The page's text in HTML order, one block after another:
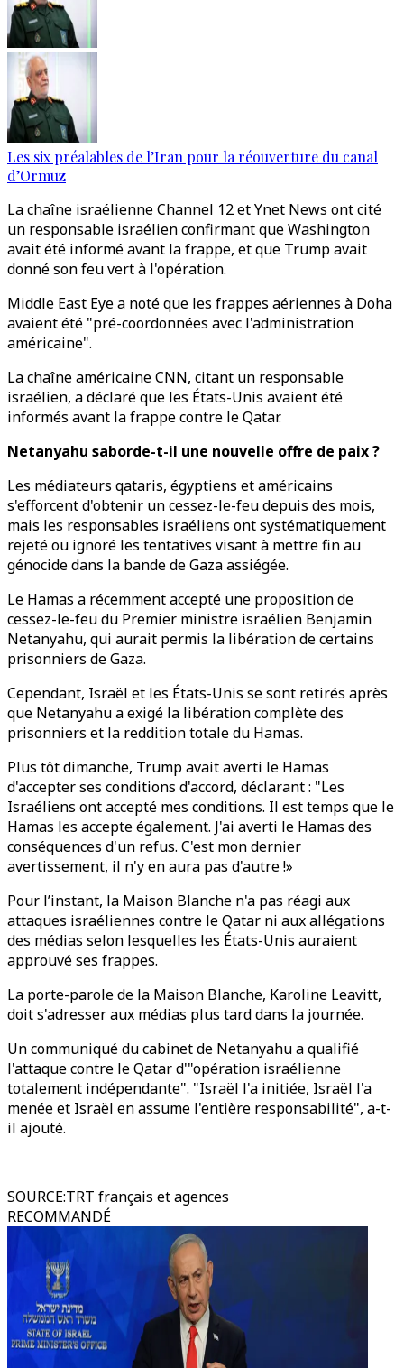
Les six préalables de l’Iran pour la réouverture du canal
d’Ormuz
La chaîne israélienne Channel 12 et Ynet News ont cité
un responsable israélien confirmant que Washington
avait été informé avant la frappe, et que Trump avait
donné son feu vert à l'opération.
Middle East Eye a noté que les frappes aériennes à Doha
avaient été "pré-coordonnées avec l'administration
américaine".
La chaîne américaine CNN, citant un responsable
israélien, a déclaré que les États-Unis avaient été
informés avant la frappe contre le Qatar.
Netanyahu saborde-t-il une nouvelle offre de paix ?
Les médiateurs qataris, égyptiens et américains
s'efforcent d'obtenir un cessez-le-feu depuis des mois,
mais les responsables israéliens ont systématiquement
rejeté ou ignoré les tentatives visant à mettre fin au
génocide dans la bande de Gaza assiégée.
Le Hamas a récemment accepté une proposition de
cessez-le-feu du Premier ministre israélien Benjamin
Netanyahu, qui aurait permis la libération de certains
prisonniers de Gaza.
Cependant, Israël et les États-Unis se sont retirés après
que Netanyahu a exigé la libération complète des
prisonniers et la reddition totale du Hamas.
Plus tôt dimanche, Trump avait averti le Hamas
d'accepter ses conditions d'accord, déclarant : "Les
Israéliens ont accepté mes conditions. Il est temps que le
Hamas les accepte également. J'ai averti le Hamas des
conséquences d'un refus. C'est mon dernier
avertissement, il n'y en aura pas d'autre !»
Pour l’instant, la Maison Blanche n'a pas réagi aux
attaques israéliennes contre le Qatar ni aux allégations
des médias selon lesquelles les États-Unis auraient
approuvé ses frappes.
La porte-parole de la Maison Blanche, Karoline Leavitt,
doit s'adresser aux médias plus tard dans la journée.
Un communiqué du cabinet de Netanyahu a qualifié
l'attaque contre le Qatar d'"opération israélienne
totalement indépendante". "Israël l'a initiée, Israël l'a
menée et Israël en assume l'entière responsabilité", a-t-
il ajouté.
SOURCE:TRT français et agences
RECOMMANDÉ